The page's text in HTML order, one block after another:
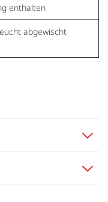
enthalten
abgewischt